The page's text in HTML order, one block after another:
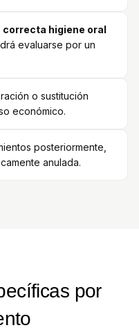
correcta higiene oral
evaluarse por un
o sustitución
económico.
posteriormente,
anulada.
por